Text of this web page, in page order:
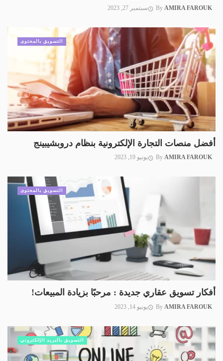
By AMIRA FAROUK سبتمبر 27, 2023
أفضل منصات التجارة الإلكترونية بنظام دروبشيبينج
By AMIRA FAROUK يونيو 19, 2023
التسويق بالمحتوى
أفكار تسويق عقاري جديدة : مرحبًا بزيادة المبيعات!
By AMIRA FAROUK يونيو 14, 2023
التسويق بالمحتوى
التسويق بالبريد الإلكتروني